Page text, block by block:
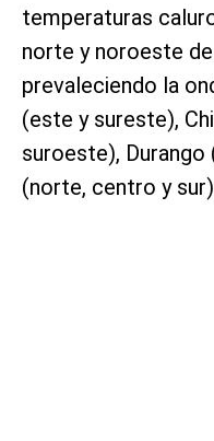
temperaturas
norte y noroeste
prevaleciendo la
(este y sureste),
suroeste),
(norte, centro y